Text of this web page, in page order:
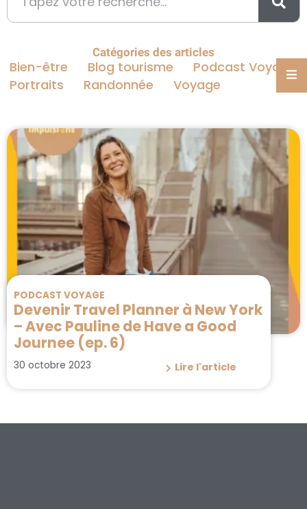
Catégories des articles
Bien-être Blog tourisme
Podcast Voyage
Portraits
Randonnée Voyage
PODCAST VOYAGE
Devenir Travel Planner à New York
– Avec Pauline de Have a Good
Journee (ep. 6)
30 octobre 2023 Lire l'article